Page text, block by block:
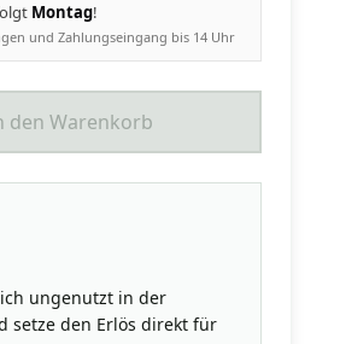
Montag!
und Zahlungseingang bis 14 Uhr
den Warenkorb
ungenutzt in der
setze den Erlös direkt für